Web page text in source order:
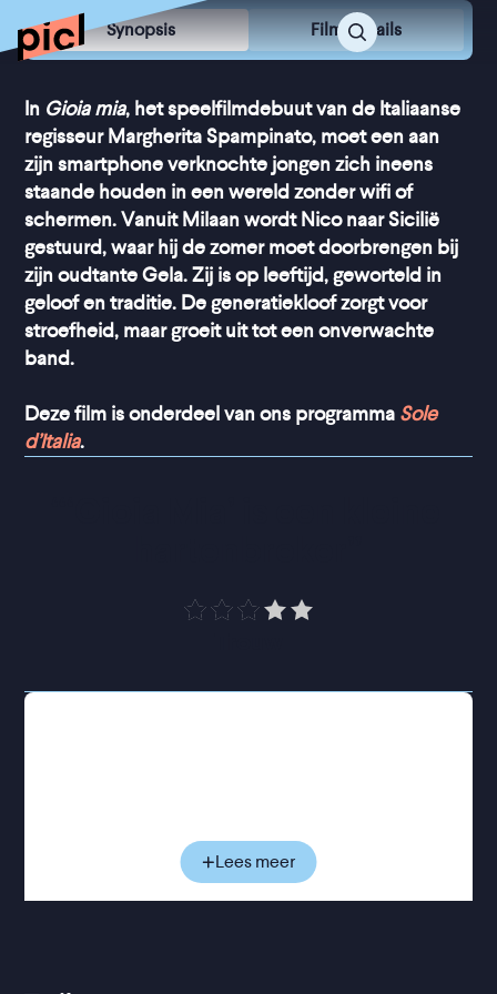
Synopsis Film Details
In Gioia mia, het speelfilmdebuut van de Italiaanse
regisseur Margherita Spampinato, moet een aan
zijn smartphone verknochte jongen zich ineens
staande houden in een wereld zonder wifi of
schermen. Vanuit Milaan wordt Nico naar Sicilië
gestuurd, waar hij de zomer moet doorbrengen bij
zijn oudtante Gela. Zij is op leeftijd, geworteld in
geloof en traditie. De generatiekloof zorgt voor
stroefheid, maar groeit uit tot een onverwachte
band.
Deze film is onderdeel van ons programma Sole
d’Italia.
Met veel tegenzin arriveert Nico in het eenvoudige
zorgt voor dagelijkse botsingen, en lijkt aanvankelijk
onoverbrugbaar. Toch ontstaat er gaandeweg
ruimte voor nieuwsgierigheid en herkenning.
Lees meer